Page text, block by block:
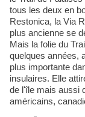
tous les deux en
Restonica, la Via
plus ancienne se
Mais la folie du
quelques années,
plus importante
insulaires. Elle
de l'île mais aussi
américains,